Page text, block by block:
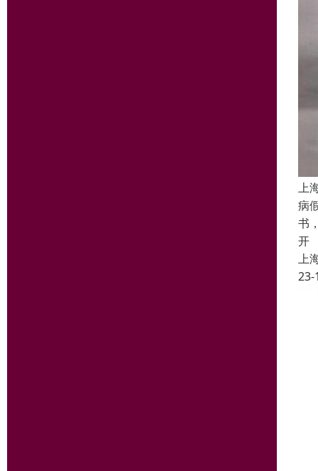
上
病
书
开
上
23-